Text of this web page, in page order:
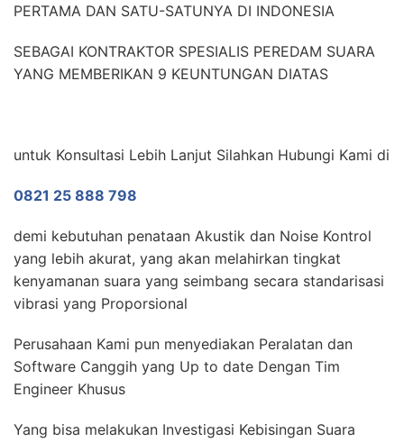
PERTAMA DAN SATU-SATUNYA DI INDONESIA
SEBAGAI KONTRAKTOR SPESIALIS PEREDAM SUARA
YANG MEMBERIKAN 9 KEUNTUNGAN DIATAS
untuk Konsultasi Lebih Lanjut Silahkan Hubungi Kami di
0821 25 888 798
demi kebutuhan penataan Akustik dan Noise Kontrol
yang lebih akurat, yang akan melahirkan tingkat
kenyamanan suara yang seimbang secara standarisasi
vibrasi yang Proporsional
Perusahaan Kami pun menyediakan Peralatan dan
Software Canggih yang Up to date Dengan Tim
Engineer Khusus
Yang bisa melakukan Investigasi Kebisingan Suara